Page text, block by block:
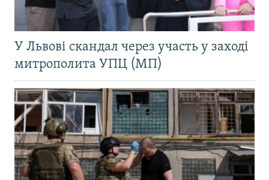
У Львові скандал через участь у заході
митрополита УПЦ (МП)